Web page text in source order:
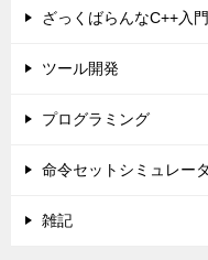
ざっくばらんなC++入門
ツール開発
プログラミング
命令セットシミュレー
雑記